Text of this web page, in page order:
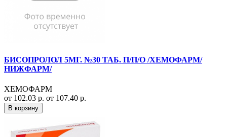
БИСОПРОЛОЛ 5МГ. №30 ТАБ. П/П/О /ХЕМОФАРМ/
НИЖФАРМ/
ХЕМОФАРМ
от 102.03 р. от 107.40 р.
В корзину